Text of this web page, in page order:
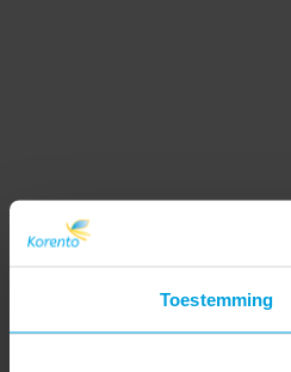
Toestemming